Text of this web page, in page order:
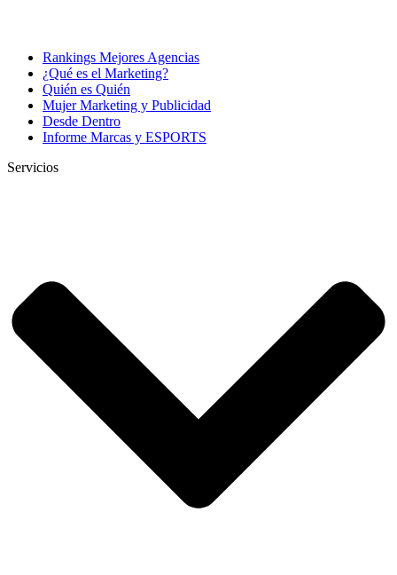
Rankings Mejores Agencias
¿Qué es el Marketing?
Quién es Quién
Mujer Marketing y Publicidad
Desde Dentro
Informe Marcas y ESPORTS
Servicios